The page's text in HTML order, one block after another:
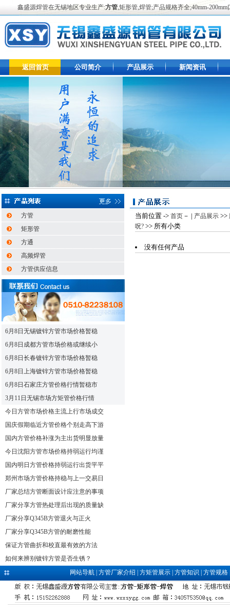
鑫盛源焊管在无锡地区专业生产:方管,矩形管,焊管;产品规格齐全;40mm-
返回首页 公司简介 产品展示 新闻资讯
方管
矩形管
方通
高频焊管
方管供应信息
6月8日无锡镀锌方管市场价格暂稳
6月8日成都方管市场价格或继续小
6月8日长春镀锌方管市场价格暂稳
6月8日上海镀锌方管市场价格暂稳
6月8日石家庄方管价格行情暂稳市
3月11日无锡市场方矩管价格行情
今日方管市场价格主流上行市场成交
国庆假期临近方管价格个别走高下游
国内方管价格补涨为主出货明显放量
今日沈阳方管市场价格持弱运行均谨
国内明日方管价格持弱运行出货平平
郑州市场方管价格持稳与上一交易日
厂家总结方管断面设计应注意的事项
厂家分享方管热处理后出现的质量缺
厂家分享Q345B方管退火与正火
厂家分享Q345B方管的耐磨性能
保证方管曲折和校直最有效的方法
如何来辨别镀锌方管是否生锈？
当前位置 -> 首页－ | 产品展示>>
呪?>> 所有小类
没有任何产品
网站导航| 方管厂家介绍 方矩管展示| 方管知识 方管规格